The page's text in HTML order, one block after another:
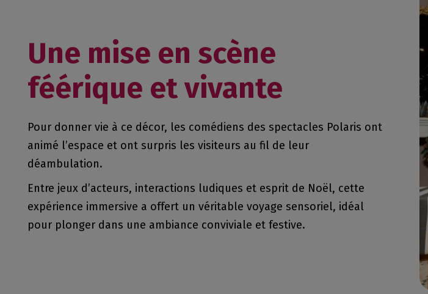
Une mise en scène
féérique et vivante
Pour donner vie à ce décor, les comédiens des spectacles Polaris ont
animé l’espace et ont surpris les visiteurs au fil de leur
déambulation.
Entre jeux d’acteurs, interactions ludiques et esprit de Noël, cette
expérience immersive a offert un véritable voyage sensoriel, idéal
pour plonger dans une ambiance conviviale et festive.